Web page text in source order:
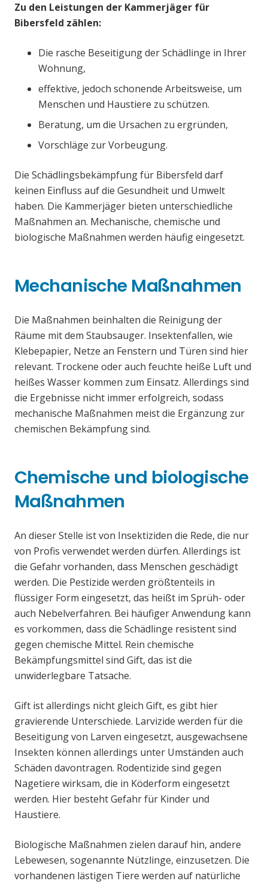
Zu den Leistungen der Kammerjäger für
Bibersfeld zählen:
Die rasche Beseitigung der Schädlinge in Ihrer
Wohnung,
effektive, jedoch schonende Arbeitsweise, um
Menschen und Haustiere zu schützen.
Beratung, um die Ursachen zu ergründen,
Vorschläge zur Vorbeugung.
Die Schädlingsbekämpfung für Bibersfeld darf
keinen Einfluss auf die Gesundheit und Umwelt
haben. Die Kammerjäger bieten unterschiedliche
Maßnahmen an. Mechanische, chemische und
biologische Maßnahmen werden häufig eingesetzt.
Mechanische Maßnahmen
Die Maßnahmen beinhalten die Reinigung der
Räume mit dem Staubsauger. Insektenfallen, wie
Klebepapier, Netze an Fenstern und Türen sind hier
relevant. Trockene oder auch feuchte heiße Luft und
heißes Wasser kommen zum Einsatz. Allerdings sind
die Ergebnisse nicht immer erfolgreich, sodass
mechanische Maßnahmen meist die Ergänzung zur
chemischen Bekämpfung sind.
Chemische und biologische
Maßnahmen
An dieser Stelle ist von Insektiziden die Rede, die nur
von Profis verwendet werden dürfen. Allerdings ist
die Gefahr vorhanden, dass Menschen geschädigt
werden. Die Pestizide werden größtenteils in
flüssiger Form eingesetzt, das heißt im Sprüh- oder
auch Nebelverfahren. Bei häufiger Anwendung kann
es vorkommen, dass die Schädlinge resistent sind
gegen chemische Mittel. Rein chemische
Bekämpfungsmittel sind Gift, das ist die
unwiderlegbare Tatsache.
Gift ist allerdings nicht gleich Gift, es gibt hier
gravierende Unterschiede. Larvizide werden für die
Beseitigung von Larven eingesetzt, ausgewachsene
Insekten können allerdings unter Umständen auch
Schäden davontragen. Rodentizide sind gegen
Nagetiere wirksam, die in Köderform eingesetzt
werden. Hier besteht Gefahr für Kinder und
Haustiere.
Biologische Maßnahmen zielen darauf hin, andere
Lebewesen, sogenannte Nützlinge, einzusetzen. Die
vorhandenen lästigen Tiere werden auf natürliche